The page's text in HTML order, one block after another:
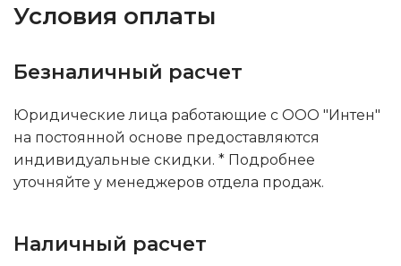
Условия оплаты
Безналичный расчет
Юридические лица работающие с ООО "Интен"
на постоянной основе предоставляются
индивидуальные скидки. * Подробнее
уточняйте у менеджеров отдела продаж.
Наличный расчет